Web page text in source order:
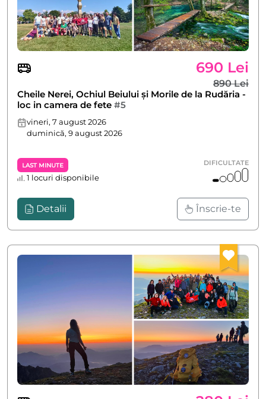
690 Lei
890 Lei
Cheile Nerei, Ochiul Beiului și Morile de la Rudăria -
loc in camera de fete #5
vineri, 7 august 2026
duminică, 9 august 2026
Last Minute
1 locuri disponibile
DIFICULTATE
Detalii Înscrie-te